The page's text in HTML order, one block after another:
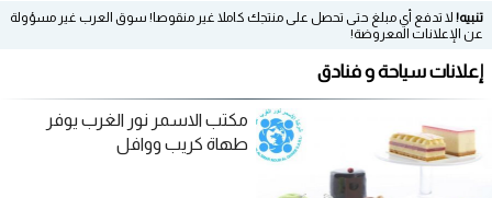
تنبيه! لا تدفع أي مبلغ حتى تحصل على منتجك كاملا غير منقوصا! سوق العرب غير مسؤولة
عن الإعلانات المعروضة!
إعلانات سياحة و فنادق
مكتب الاسمر نور الغرب يوفر
طهاة كريب ووافل